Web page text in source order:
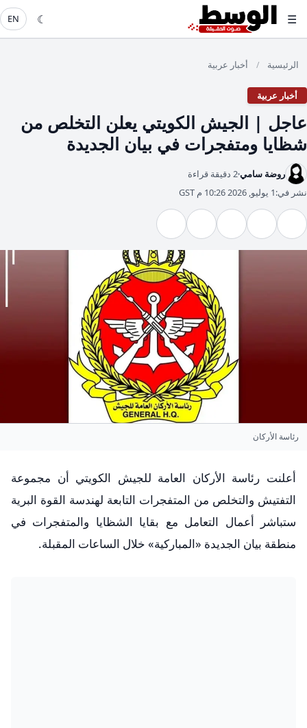
☰
☾
EN
الرئيسية / أخبار عربية
أخبار عربية
عاجل | الجيش الكويتي يعلن التخلص من
شظايا ومتفجرات في بيان الجديدة
روضة سامي2 دقيقة قراءة
نشر في:1 يوليو, 2026 10:26 م GST
رئاسة الأركان
أعلنت رئاسة الأركان العامة للجيش الكويتي أن مجموعة
التفتيش والتخلص من المتفجرات التابعة لهندسة القوة البرية
ستباشر أعمال التعامل مع بقايا الشظايا والمتفجرات في
منطقة بيان الجديدة «المباركية» خلال الساعات المقبلة.